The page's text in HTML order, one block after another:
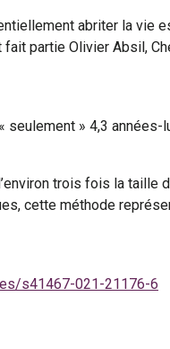
abriter la vie
partie Olivier Absil,
seulement » 4,3 années-
trois fois la taille
cette méthode
s41467-021-21176-6